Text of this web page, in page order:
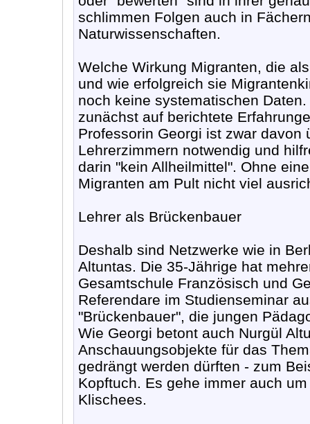
schlimmen Folgen auch in
Naturwissenschaften.
Welche Wirkung Migranten, die
und wie erfolgreich sie
noch keine systematischen
zunächst auf berichtete
Professorin Georgi ist zwar
Lehrerzimmern notwendig und
darin "kein Allheilmittel". Ohne
Migranten am Pult nicht viel
Lehrer als Brückenbauer
Deshalb sind Netzwerke wie in
Altuntas. Die 35-Jährige hat
Gesamtschule Französisch und
Referendare im Studienseminar
"Brückenbauer", die jungen
Wie Georgi betont auch Nurgül
Anschauungsobjekte für das
gedrängt werden dürften - zum
Kopftuch. Es gehe immer auch
Klischees.